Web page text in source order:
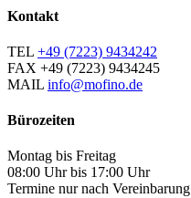
Kontakt
TEL +49 (7223) 9434242
FAX +49 (7223) 9434245
MAIL info@mofino.de
Bürozeiten
Montag bis Freitag
08:00 Uhr bis 17:00 Uhr
Termine nur nach Vereinbarung